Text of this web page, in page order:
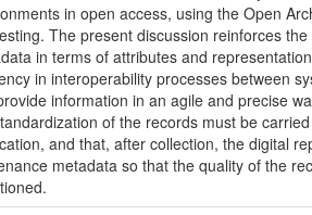
in open access, using the Open
The present discussion reinforces
in terms of attributes and
in interoperability processes between
information in an agile and precise
of the records must be
and that, after collection, the digital
metadata so that the quality of the